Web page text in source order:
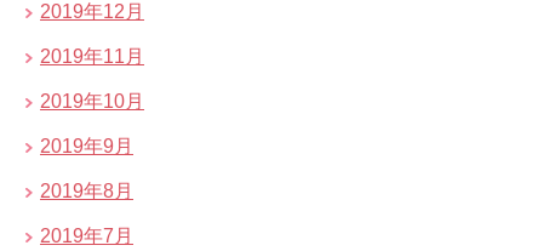
2019年12月
2019年11月
2019年10月
2019年9月
2019年8月
2019年7月